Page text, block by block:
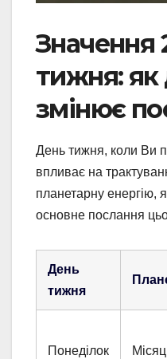
Значення
тижня: як
змінює
День тижня, коли Ви
впливає на
планетарну енергію,
основне послання
День
тижня
Понеділок